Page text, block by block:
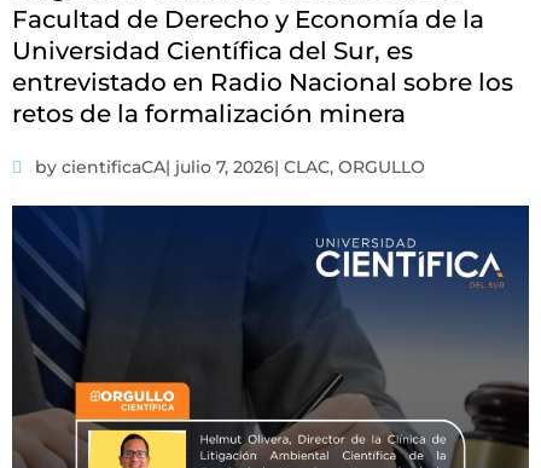
Facultad de Derecho y Economía de la
Universidad Científica del Sur, es
entrevistado en Radio Nacional sobre los
retos de la formalización minera
by cientificaCA| julio 7, 2026| CLAC, ORGULLO